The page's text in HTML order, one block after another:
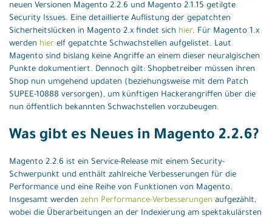
neuen Versionen Magento 2.2.6 und Magento 2.1.15 getilgte
Security Issues. Eine detaillierte Auflistung der gepatchten
Sicherheitslücken in Magento 2.x findet sich hier. Für Magento 1.x
werden hier elf gepatchte Schwachstellen aufgelistet. Laut
Magento sind bislang keine Angriffe an einem dieser neuralgischen
Punkte dokumentiert. Dennoch gilt: Shopbetreiber müssen ihren
Shop nun umgehend updaten (beziehungsweise mit dem Patch
SUPEE-10888 versorgen), um künftigen Hackerangriffen über die
nun öffentlich bekannten Schwachstellen vorzubeugen.
Was gibt es Neues in Magento 2.2.6?
Magento 2.2.6 ist ein Service-Release mit einem Security-
Schwerpunkt und enthält zahlreiche Verbesserungen für die
Performance und eine Reihe von Funktionen von Magento.
Insgesamt werden zehn Performance-Verbesserungen aufgezählt,
wobei die Überarbeitungen an der Indexierung am spektakulärsten